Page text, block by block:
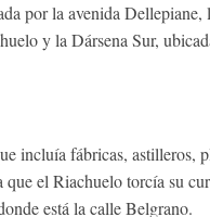
por la avenida Dellepiane,
y la Dársena Sur,
incluía fábricas, astilleros,
el Riachuelo torcía su
está la calle Belgrano.